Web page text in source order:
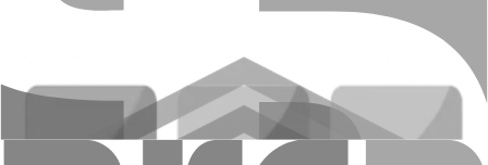
Բաժնետերեր և ղեկավարներ
տվյալներ
ՀաշվետվություններԻրավական
Թափուր աշխատատեղեր Կարգավորում
Էական
տեղեկատվություն Բանկի կառուցվածքը Հետադարձ կապ